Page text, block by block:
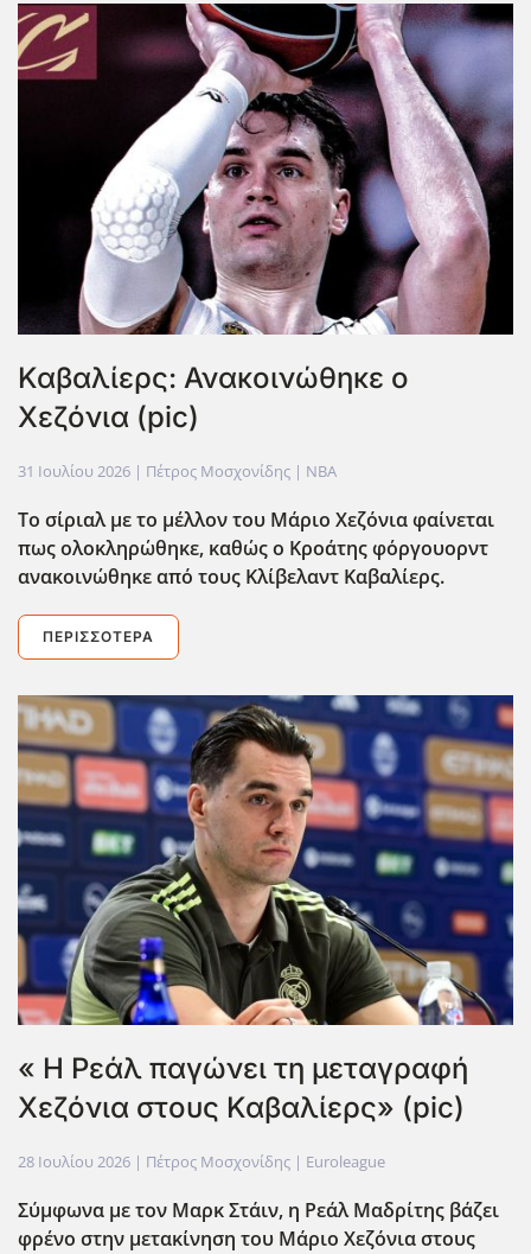
Καβαλίερς: Ανακοινώθηκε ο
Χεζόνια (pic)
31 Ιουλίου 2026 | Πέτρος Μοσχονίδης | NBA
Το σίριαλ με το μέλλον του Μάριο Χεζόνια φαίνεται
πως ολοκληρώθηκε, καθώς ο Κροάτης φ΄οργουορντ
ανακοινώθηκε από τους Κλίβελαντ Καβαλίερς.
ΠΕΡΙΣΣΌΤΕΡΑ
« Η Ρεάλ παγώνει τη μεταγραφή
Χεζόνια στους Καβαλίερς» (pic)
28 Ιουλίου 2026 | Πέτρος Μοσχονίδης | Euroleague
Σύμφωνα με τον Μαρκ Στάιν, η Ρεάλ Μαδρίτης βάζει
φρένο στην μετακίνηση του Μάριο Χεζόνια στους